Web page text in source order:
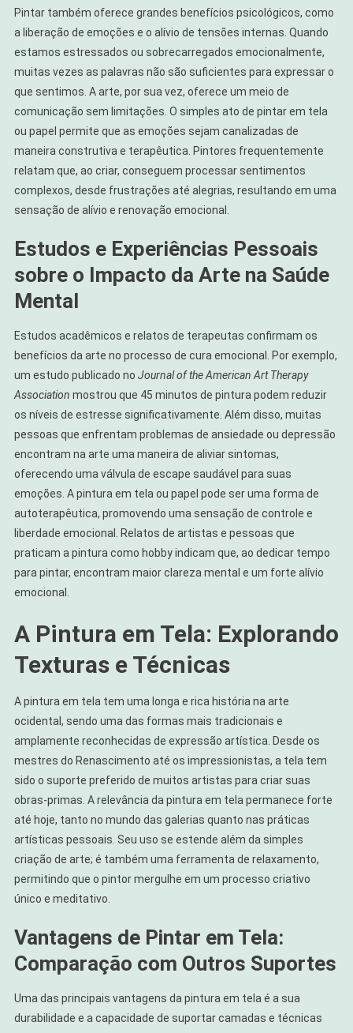
Pintar também oferece grandes benefícios psicológicos, como
a liberação de emoções e o alívio de tensões internas. Quando
estamos estressados ou sobrecarregados emocionalmente,
muitas vezes as palavras não são suficientes para expressar o
que sentimos. A arte, por sua vez, oferece um meio de
comunicação sem limitações. O simples ato de pintar em tela
ou papel permite que as emoções sejam canalizadas de
maneira construtiva e terapêutica. Pintores frequentemente
relatam que, ao criar, conseguem processar sentimentos
complexos, desde frustrações até alegrias, resultando em uma
sensação de alívio e renovação emocional.
Estudos e Experiências Pessoais
sobre o Impacto da Arte na Saúde
Mental
Estudos acadêmicos e relatos de terapeutas confirmam os
benefícios da arte no processo de cura emocional. Por exemplo,
um estudo publicado no Journal of the American Art Therapy
Association mostrou que 45 minutos de pintura podem reduzir
os níveis de estresse significativamente. Além disso, muitas
pessoas que enfrentam problemas de ansiedade ou depressão
encontram na arte uma maneira de aliviar sintomas,
oferecendo uma válvula de escape saudável para suas
emoções. A pintura em tela ou papel pode ser uma forma de
autoterapêutica, promovendo uma sensação de controle e
liberdade emocional. Relatos de artistas e pessoas que
praticam a pintura como hobby indicam que, ao dedicar tempo
para pintar, encontram maior clareza mental e um forte alívio
emocional.
A Pintura em Tela: Explorando
Texturas e Técnicas
A pintura em tela tem uma longa e rica história na arte
ocidental, sendo uma das formas mais tradicionais e
amplamente reconhecidas de expressão artística. Desde os
mestres do Renascimento até os impressionistas, a tela tem
sido o suporte preferido de muitos artistas para criar suas
obras-primas. A relevância da pintura em tela permanece forte
até hoje, tanto no mundo das galerias quanto nas práticas
artísticas pessoais. Seu uso se estende além da simples
criação de arte; é também uma ferramenta de relaxamento,
permitindo que o pintor mergulhe em um processo criativo
único e meditativo.
Vantagens de Pintar em Tela:
Comparação com Outros Suportes
Uma das principais vantagens da pintura em tela é a sua
durabilidade e a capacidade de suportar camadas e técnicas